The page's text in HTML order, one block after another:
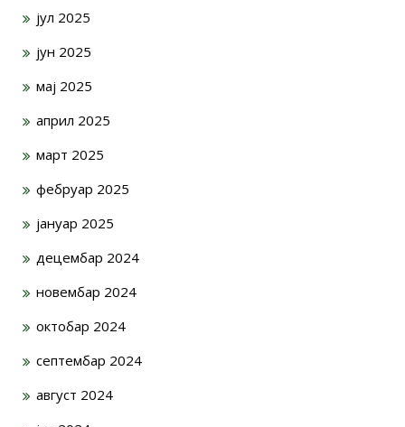
јул 2025
јун 2025
мај 2025
април 2025
март 2025
фебруар 2025
јануар 2025
децембар 2024
новембар 2024
октобар 2024
септембар 2024
август 2024